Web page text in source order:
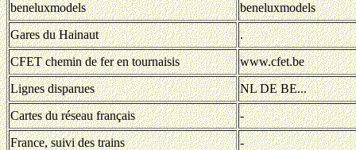
beneluxmodels
beneluxmodels
Gares du Hainaut
.
CFET chemin de fer en tournaisis
www.cfet.be
Lignes disparues
NL DE BE...
Cartes du réseau français
-
France, suivi des trains
-